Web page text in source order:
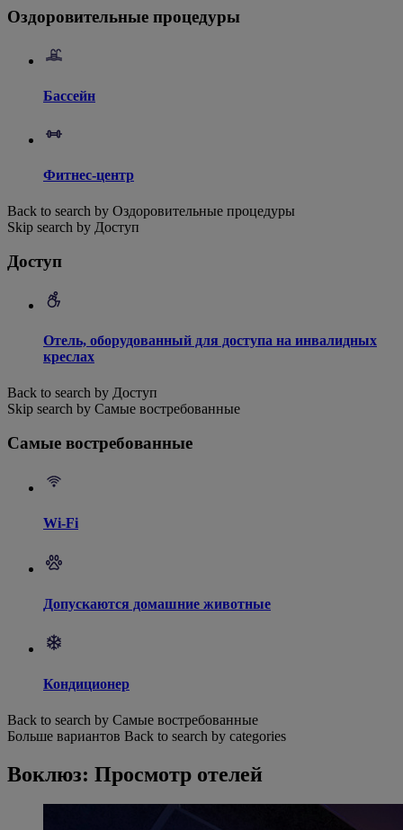
Оздоровительные процедуры
Бассейн
Фитнес-центр
Back to search by Оздоровительные процедуры
Skip search by Доступ
Доступ
Отель, оборудованный для доступа на инвалидных
креслах
Back to search by Доступ
Skip search by Самые востребованные
Самые востребованные
Wi-Fi
Допускаются домашние животные
Кондиционер
Back to search by Самые востребованные
Больше вариантов Back to search by categories
Воклюз: Просмотр отелей